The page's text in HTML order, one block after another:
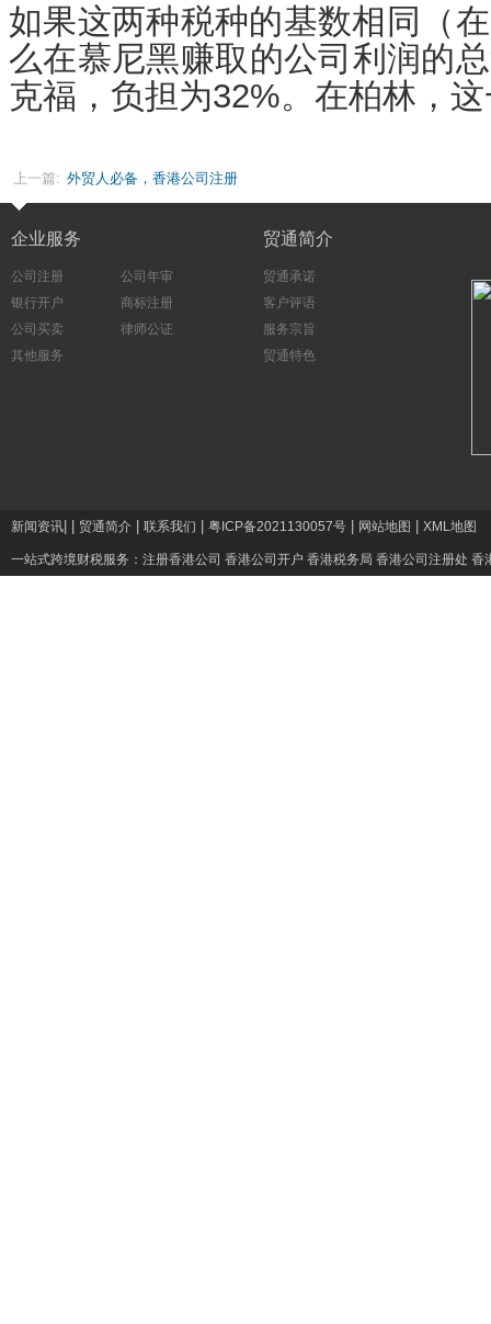
如果这两种税种的基数相同（
么在慕尼黑赚取的公司利润的
克福，负担为32%。在柏林，
上一篇: 外贸人必备，香港公司注册
企业服务
公司注册
公司年审
银行开户
商标注册
公司买卖
律师公证
其他服务
贸通简介
贸通承诺
客户评语
服务宗旨
贸通特色
新闻资讯 贸通简介 联系我们 粤ICP备2021130057号 网站地图 XML地图
一站式跨境财税服务： 注册香港公司 香港公司开户 香港税务局 香港公司注册处 香